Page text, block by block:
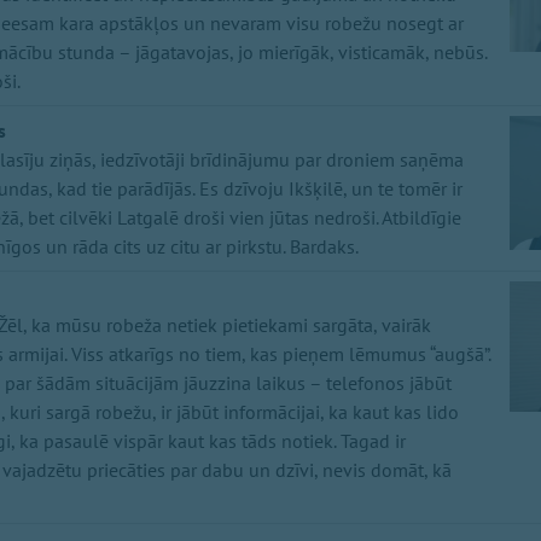
kara apstākļos un nevaram visu robežu nosegt ar
stunda – jāgatavojas, jo mierīgāk, visticamāk, nebūs.
ziņās, iedzīvotāji brīdinājumu par droniem saņēma
kad tie parādījās. Es dzīvoju Ikšķilē, un te tomēr ir
bet cilvēki Latgalē droši vien jūtas nedroši. Atbildīgie
un rāda cits uz citu ar pirkstu. Bardaks.
ka mūsu robeža netiek pietiekami sargāta, vairāk
Viss atkarīgs no tiem, kas pieņem lēmumus “augšā”.
šādām situācijām jāuzzina laikus – telefonos jābūt
kuri sargā robežu, ir jābūt informācijai, ka kaut kas lido
ka pasaulē vispār kaut kas tāds notiek. Tagad ir
priecāties par dabu un dzīvi, nevis domāt, kā